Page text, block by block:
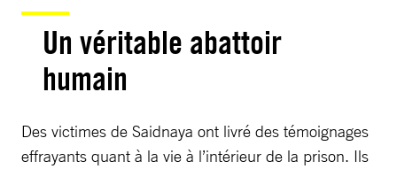
Un véritable abattoir
humain
Des victimes de Saidnaya ont livré des témoignages
effrayants quant à la vie à l’intérieur de la prison. Ils